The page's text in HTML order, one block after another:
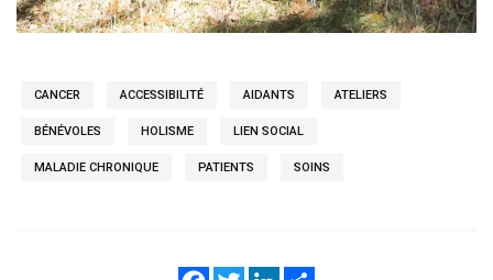
CANCER ACCESSIBILITÉ AIDANTS ATELIERS
BÉNÉVOLES HOLISME LIEN SOCIAL
MALADIE CHRONIQUE PATIENTS SOINS